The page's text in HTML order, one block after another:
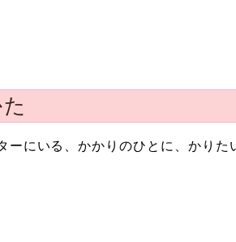
ーにいる、かかりのひとに、かり